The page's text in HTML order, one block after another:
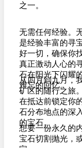
之一。
无需任何经验。
是经验丰富的寻
好一切，确保你
真正激动人心的
石在阳光下闪耀
难忘的回忆。
从四月到九月，
矿区的随行之旅
在抵达前锁定你
石分布地点的深
的宝石。
想要一份永久的
宝石切割抛光，